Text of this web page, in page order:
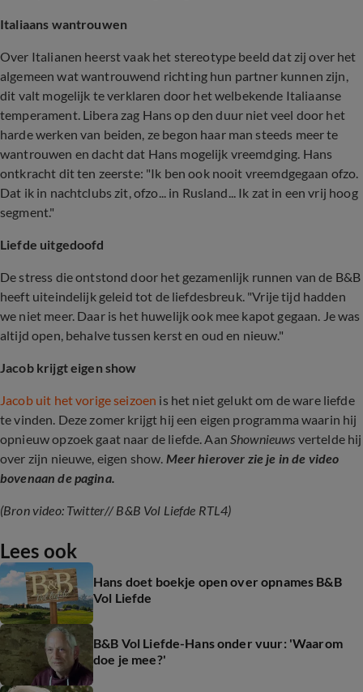
Italiaans wantrouwen
Over Italianen heerst vaak het stereotype beeld dat zij over het
algemeen wat wantrouwend richting hun partner kunnen zijn,
dit valt mogelijk te verklaren door het welbekende Italiaanse
temperament. Libera zag Hans op den duur niet veel door het
harde werken van beiden, ze begon haar man steeds meer te
wantrouwen en dacht dat Hans mogelijk vreemdging. Hans
ontkracht dit ten zeerste: "Ik ben ook nooit vreemdgegaan ofzo.
Dat ik in nachtclubs zit, ofzo... in Rusland... Ik zat in een vrij hoog
segment."
Liefde uitgedoofd
De stress die ontstond door het gezamenlijk runnen van de B&B
heeft uiteindelijk geleid tot de liefdesbreuk. "Vrije tijd hadden
we niet meer. Daar is het huwelijk ook mee kapot gegaan. Je was
altijd open, behalve tussen kerst en oud en nieuw."
Jacob krijgt eigen show
Jacob uit het vorige seizoen is het niet gelukt om de ware liefde
te vinden. Deze zomer krijgt hij een eigen programma waarin hij
opnieuw opzoek gaat naar de liefde. AanShownieuws vertelde hij
over zijn nieuwe, eigen show. Meer hierover zie je in de video
bovenaan de pagina.
(Bron video: Twitter// B&B Vol Liefde RTL4)
Lees ook
Hans doet boekje open over opnames B&B
Vol Liefde
B&B Vol Liefde-Hans onder vuur: 'Waarom
doe je mee?'